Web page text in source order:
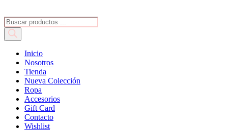
Búsqueda
de
productos
Inicio
Nosotros
Tienda
Nueva Colección
Ropa
Accesorios
Gift Card
Contacto
Wishlist